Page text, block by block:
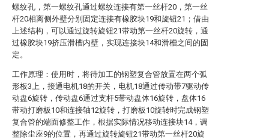
螺纹孔，第一螺纹孔通过螺纹连接有第一丝杆20，第一丝
杆20相离侧外壁分别固定连接有橡胶块19和旋钮21；借由
上述结构，可以通过旋转旋钮21带动第一丝杆20旋转，通
过橡胶块19挤压滑槽内壁，实现连接块14和滑槽之间的固
定。
工作原理：使用时，将待加工的钢塑复合管放置在两个弧
形板3上，接通电机18的开关，电机18通过传动带7驱动传
动盘6旋转，传动盘6通过支杆5带动盘体16旋转，盘体16
带动打磨板10和连接轴12旋转，打磨板10旋转时完成钢塑
复合管的端面修整工作，根据实际情况移动连接块14，调
整除尘座9的位置，再通过旋转旋钮21带动第一丝杆20旋